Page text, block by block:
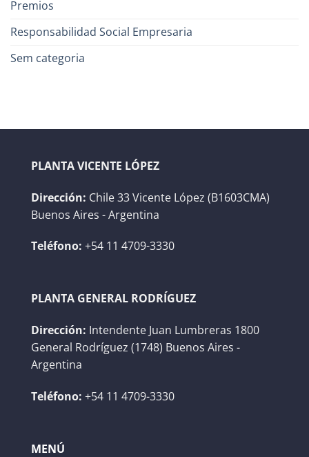
Premios
Responsabilidad Social Empresaria
Sem categoria
PLANTA VICENTE LÓPEZ
Dirección: Chile 33 Vicente López (B1603CMA)
Buenos Aires - Argentina
Teléfono: +54 11 4709-3330
PLANTA GENERAL RODRÍGUEZ
Dirección: Intendente Juan Lumbreras 1800
General Rodríguez (1748) Buenos Aires -
Argentina
Teléfono: +54 11 4709-3330
MENÚ